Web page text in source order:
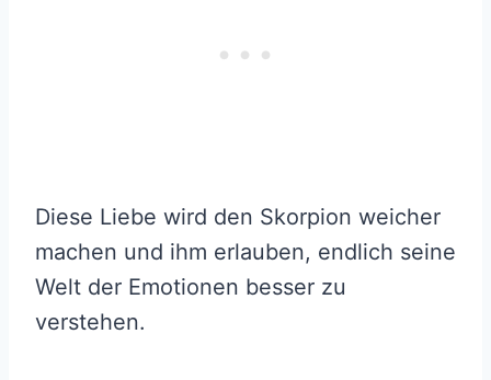
Diese Liebe wird den Skorpion weicher
machen und ihm erlauben, endlich seine
Welt der Emotionen besser zu
verstehen.